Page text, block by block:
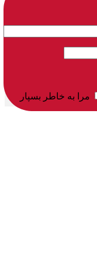
مرا به خاطر بسپار